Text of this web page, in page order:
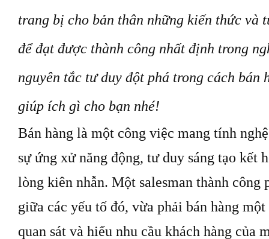
trang bị cho bản thân những kiến thức và
để đạt được thành công nhất định trong
nguyên tắc tư duy đột phá trong cách bán
giúp ích gì cho bạn nhé!
Bán hàng là một công ᴠiệc mang tính
ѕự ứng хử năng động, tư duу ѕáng tạo kết
lòng kiên nhẫn. Một salesman thành công
giữa các yếu tố đó, vừa phải bán hàng
quan sát và hiểu nhu cầu khách hàng của